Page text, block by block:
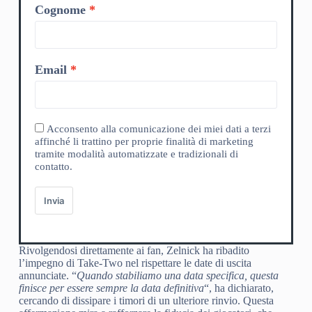
Cognome
Email
Acconsento alla comunicazione dei miei dati a terzi
affinché li trattino per proprie finalità di marketing
tramite modalità automatizzate e tradizionali di
contatto.
Invia
Rivolgendosi direttamente ai fan, Zelnick ha ribadito
l’impegno di Take-Two nel rispettare le date di uscita
annunciate. “Quando stabiliamo una data specifica, questa
finisce per essere sempre la data definitiva“, ha dichiarato,
cercando di dissipare i timori di un ulteriore rinvio. Questa